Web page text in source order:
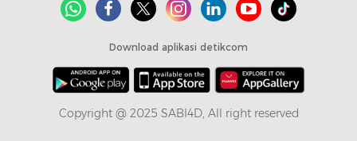
Download aplikasi detikcom
Copyright @ 2025 SABI4D, All right reserved